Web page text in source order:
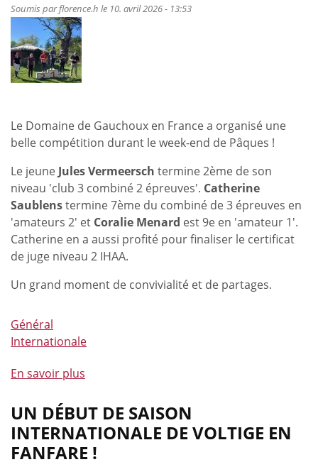
Alexa
Soumis parflorence.h le 10. avril 2026 - 13:53
Le Domaine de Gauchoux en France a organisé une
belle compétition durant le week-end de Pâques !
Le jeune Jules Vermeersch termine 2ème de son
niveau 'club 3 combiné 2 épreuves'. Catherine
Saublenstermine 7ème du combiné de 3 épreuves en
'amateurs 2' et Coralie Menard est 9e en 'amateur 1'.
Catherine en a aussi profité pour finaliser le certificat
de juge niveau 2 IHAA.
Un grand moment de convivialité et de partages.
Général
Internationale
En savoir plus
de
Quels
beaux
moments
UN DÉBUT DE SAISON
INTERNATIONALE DE VOLTIGE EN
FANFARE !